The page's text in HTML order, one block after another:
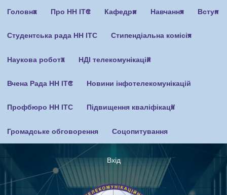
до
вмісту
Головна Про НН ІТС Кафедри Навчання Вступ
Студентська рада НН ІТС Стипендіальна комісія
Наукова робота НДІ телекомунікацій
Вчена Рада НН ІТС Новини інфотелекомунікацій
Профбюро НН ІТС Підвищення кваліфікації
Громадське обговорення Соцопитування
облікового
запису
Вхід